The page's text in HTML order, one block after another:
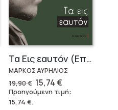
Τα Εις εαυτόν (Επίτομο) – Μάρκος Αυρήλιος
ΜΑΡΚΟΣ ΑΥΡΗΛΙΟΣ
19,90€ Original
price
was:
15,74€Η
τρέχουσα
τιμή
Προηγούμενη τιμή:
15,74 €.